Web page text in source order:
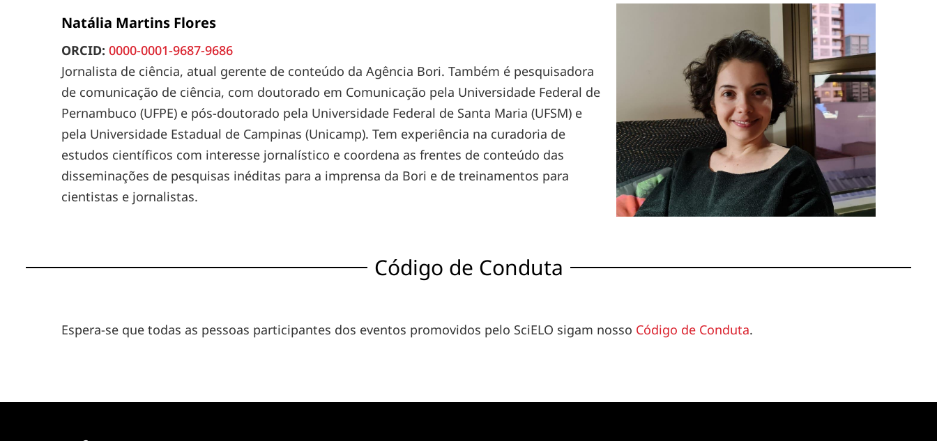
Natália Martins Flores
ORCID: 0000-0001-9687-9686
Jornalista de ciência, atual gerente de conteúdo da Agência Bori. Também é pesquisadora
de comunicação de ciência, com doutorado em Comunicação pela Universidade Federal de
Pernambuco (UFPE) e pós-doutorado pela Universidade Federal de Santa Maria (UFSM) e
pela Universidade Estadual de Campinas (Unicamp). Tem experiência na curadoria de
estudos científicos com interesse jornalístico e coordena as frentes de conteúdo das
disseminações de pesquisas inéditas para a imprensa da Bori e de treinamentos para
cientistas e jornalistas.
Código de Conduta
Espera-se que todas as pessoas participantes dos eventos promovidos pelo SciELO sigam nosso Código de Conduta.